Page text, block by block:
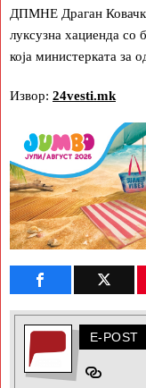
ДПМНЕ Драган
луксузна хациенда со
која министерката за
Извор: 24vesti.mk
E-POST